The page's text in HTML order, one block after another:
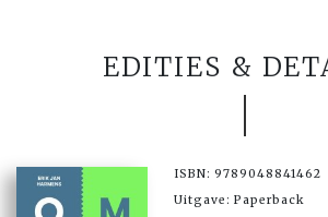
EDITIES &
ISBN: 9789048841462
Uitgave: Paperback